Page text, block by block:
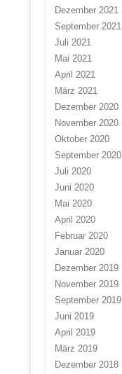
Dezember 2021
September 2021
Juli 2021
Mai 2021
April 2021
März 2021
Dezember 2020
November 2020
Oktober 2020
September 2020
Juli 2020
Juni 2020
Mai 2020
April 2020
Februar 2020
Januar 2020
Dezember 2019
November 2019
September 2019
Juni 2019
April 2019
März 2019
Dezember 2018